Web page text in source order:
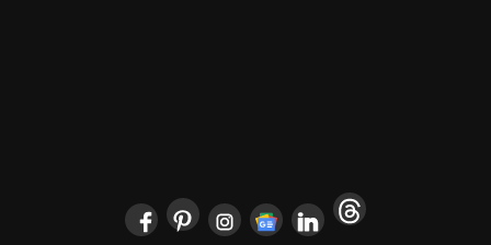
POSLOVNI ADRESAR
O NAMA PRETPLATA